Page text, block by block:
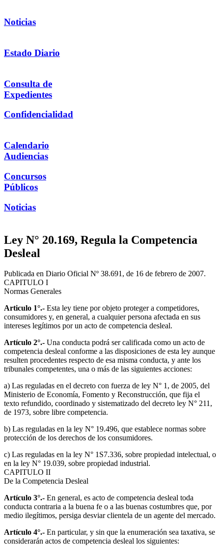
Noticias
Estado Diario
Consulta de
Expedientes
Confidencialidad
Calendario
Audiencias
Concursos
Públicos
Noticias
Ley N° 20.169, Regula la Competencia
Desleal
Publicada en Diario Oficial Nº 38.691, de 16 de febrero de 2007.
CAPITULO I
Normas Generales
Articulo 1°.- Esta ley tiene por objeto proteger a competidores,
consumidores y, en general, a cualquier persona afectada en sus
intereses legítimos por un acto de competencia desleal.
Artículo 2°.- Una conducta podrá ser calificada como un acto de
competencia desleal conforme a las disposiciones de esta ley aunque
resulten procedentes respecto de esa misma conducta, y ante los
tribunales competentes, una o más de las siguientes acciones:
a) Las reguladas en el decreto con fuerza de ley N° 1, de 2005, del
Ministerio de Economía, Fomento y Reconstrucción, que fija el
texto refundido, coordinado y sistematizado del decreto ley N° 211,
de 1973, sobre libre competencia.
b) Las reguladas en la ley N° 19.496, que establece normas sobre
protección de los derechos de los consumidores.
c) Las reguladas en la ley N° 1S7.336, sobre propiedad intelectual, o
en la ley N° 19.039, sobre propiedad industrial.
CAPITULO II
De la Competencia Desleal
Artículo 3°.- En general, es acto de competencia desleal toda
conducta contraria a la buena fe o a las buenas costumbres que, por
medio ilegítimos, persiga desviar clientela de un agente del mercado.
Artículo 4°.- En particular, y sin que la enumeración sea taxativa, se
considerarán actos de competencia desleal los siguientes: